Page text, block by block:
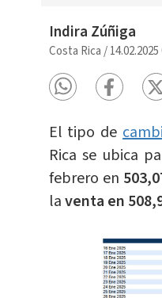
Indira Zúñiga
Costa Rica /
El tipo de
Rica se ubica
febrero en
laventa en